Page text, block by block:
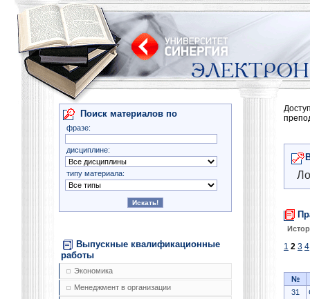
Поиск материалов по
фразе:
дисциплине:
типу материала:
Выпускные квалификационные
работы
Экономика
Менеджмент в организации
1 2 3 4
№
31